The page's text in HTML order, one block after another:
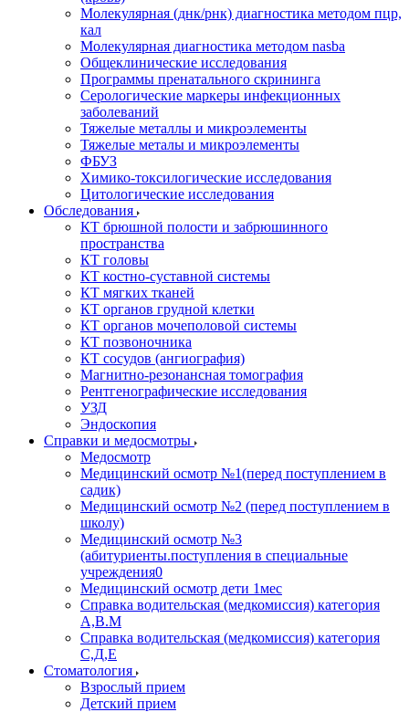
Молекулярная (днк/рнк) диагностика методом пцр,
кал
Молекулярная диагностика методом nasba
Общеклинические исследования
Программы пренатального скрининга
Серологические маркеры инфекционных
заболеваний
Тяжелые металлы и микроэлементы
Тяжелые металы и микроэлементы
ФБУЗ
Химико-токсилогические исследования
Цитологические исследования
Обследования
КТ брюшной полости и забрюшинного
пространства
КТ головы
КТ костно-суставной системы
КТ мягких тканей
КТ органов грудной клетки
КТ органов мочеполовой системы
КТ позвоночника
КТ сосудов (ангиография)
Магнитно-резонансная томография
Рентгенографические исследования
УЗД
Эндоскопия
Справки и медосмотры
Медосмотр
Медицинский осмотр №1(перед поступлением в
садик)
Медицинский осмотр №2 (перед поступлением в
школу)
Медицинский осмотр №3
(абитуриенты.поступления в специальные
учреждения0
Медицинский осмотр дети 1мес
Справка водительская (медкомиссия) категория
А,В.М
Справка водительская (медкомиссия) категория
С,Д,Е
Стоматология
Взрослый прием
Детский прием